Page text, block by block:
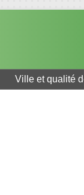
Ville et qualité